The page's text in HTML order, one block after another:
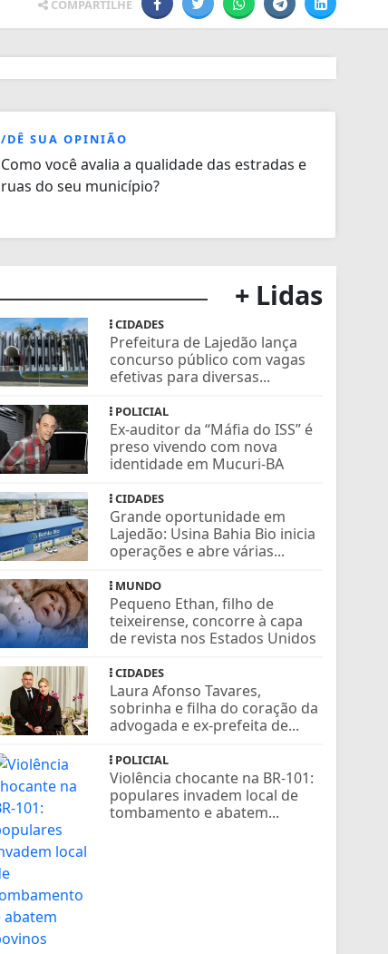
COMPARTILHE
/DÊ SUA OPINIÃO
Como você avalia a qualidade das estradas e
ruas do seu município?
+ Lidas
CIDADES
Prefeitura de Lajedão lança
concurso público com vagas
efetivas para diversas...
POLICIAL
Ex-auditor da “Máfia do ISS” é
preso vivendo com nova
identidade em Mucuri-BA
CIDADES
Grande oportunidade em
Lajedão: Usina Bahia Bio inicia
operações e abre várias...
MUNDO
Pequeno Ethan, filho de
teixeirense, concorre à capa
de revista nos Estados Unidos
CIDADES
Laura Afonso Tavares,
sobrinha e filha do coração da
advogada e ex-prefeita de...
POLICIAL
Violência chocante na BR-101:
populares invadem local de
tombamento e abatem...